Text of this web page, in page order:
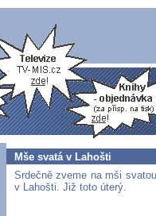
Mše svatá v Lahošti
Srdečně zveme na mši
v Lahošti. Již toto úterý.